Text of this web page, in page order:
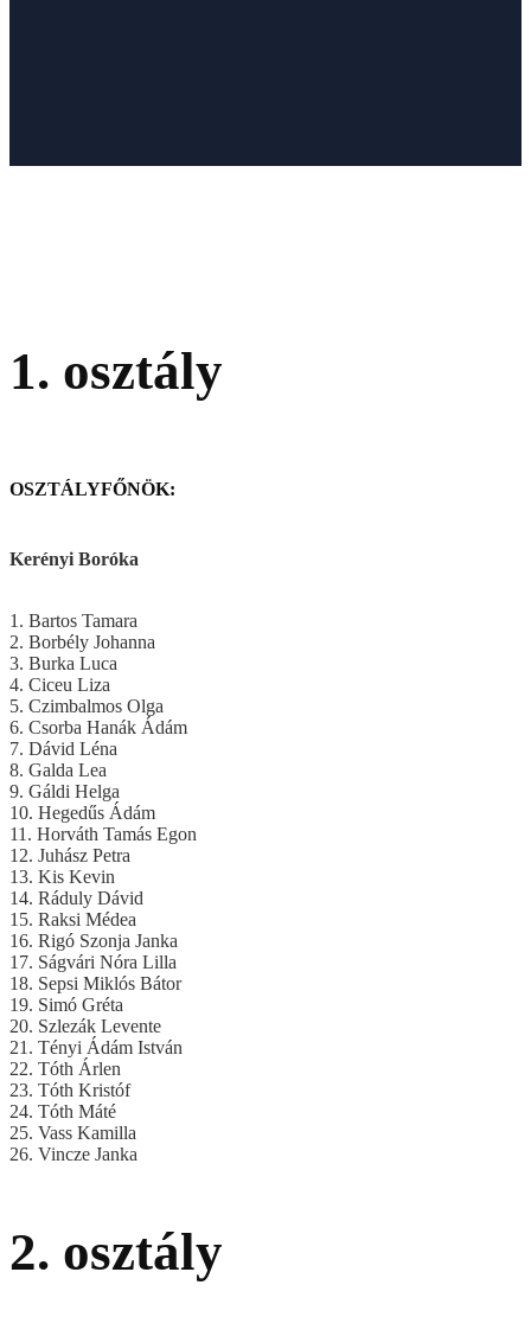
1. osztály
OSZTÁLYFŐNÖK:
Kerényi Boróka
1. Bartos Tamara
2. Borbély Johanna
3. Burka Luca
4. Ciceu Liza
5. Czimbalmos Olga
6. Csorba Hanák Ádám
7. Dávid Léna
8. Galda Lea
9. Gáldi Helga
10. Hegedűs Ádám
11. Horváth Tamás Egon
12. Juhász Petra
13. Kis Kevin
14. Ráduly Dávid
15. Raksi Médea
16. Rigó Szonja Janka
17. Ságvári Nóra Lilla
18. Sepsi Miklós Bátor
19. Simó Gréta
20. Szlezák Levente
21. Tényi Ádám István
22. Tóth Árlen
23. Tóth Kristóf
24. Tóth Máté
25. Vass Kamilla
26. Vincze Janka
2. osztály